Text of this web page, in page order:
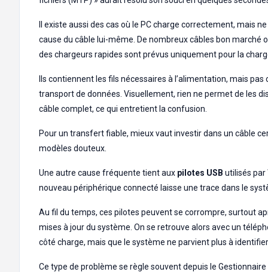
Il existe aussi des cas où le PC charge correctement, mais
cause du câble lui-même. De nombreux câbles bon marché
des chargeurs rapides sont prévus uniquement pour la
Ils contiennent les fils nécessaires à l’alimentation, mais pas
transport de données. Visuellement, rien ne permet de les
câble complet, ce qui entretient la confusion.
Pour un transfert fiable, mieux vaut investir dans un câble
modèles douteux.
Une autre cause fréquente tient aux pilotes USB utilisés par
nouveau périphérique connecté laisse une trace dans le
Au fil du temps, ces pilotes peuvent se corrompre, surtout
mises à jour du système. On se retrouve alors avec un
côté charge, mais que le système ne parvient plus à
Ce type de problème se règle souvent depuis le